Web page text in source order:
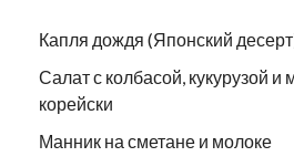
Капля дождя (Японский
Салат с колбасой, кукурузой и
корейски
Манник на сметане и молоке